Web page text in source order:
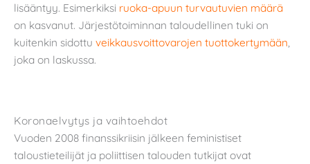
lisääntyy. Esimerkiksi ruoka-apuun turvautuvien määrä
on kasvanut. Järjestötoiminnan taloudellinen tuki on
kuitenkin sidottu veikkausvoittovarojen tuottokertymään,
joka on laskussa.
Koronaelvytys ja vaihtoehdot
Vuoden 2008 finanssikriisin jälkeen feministiset
taloustieteilijät ja poliittisen talouden tutkijat ovat